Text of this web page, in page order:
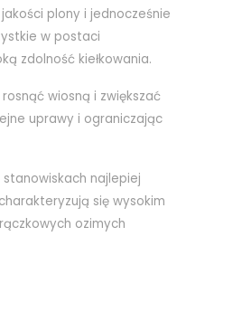
plony i jednocześnie
w postaci
zdolność kiełkowania.
wiosną i zwiększać
uprawy i ograniczając
stanowiskach najlepiej
się wysokim
ozimych